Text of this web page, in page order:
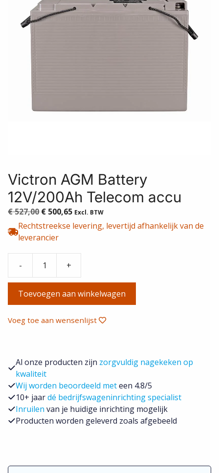
Victron AGM Battery
12V/200Ah Telecom accu
€527,00 Oorspronkelijke
prijs
was:
€ 500,65Huidige
prijs
Excl. BTW
Rechtstreekse levering, levertijd afhankelijk van de
leverancier
-
AGM
Battery
12V/200Ah
Telecom
+
Toevoegen aan winkelwagen
Voeg toe aan wensenlijst
Al onze producten zijn zorgvuldig nagekeken op
kwaliteit
Wij worden beoordeeld meteen 4.8/5
10+ jaardé bedrijfswageninrichting specialist
Inruilen van je huidige inrichting mogelijk
Producten worden geleverd zoals afgebeeld